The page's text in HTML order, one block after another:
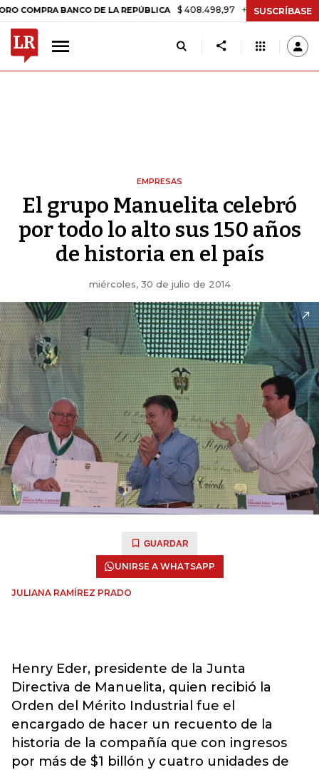
BANCO DE LA REPÚBLICA $ 408.498,97 +$ 8.753,81 +2,19%
SUSCRÍBASE
EMPRESAS
El grupo Manuelita celebró
por todo lo alto sus 150 años
de historia en el país
miércoles, 30 de julio de 2014
GUARDAR
UNIRSE A WHATSAPP
JULIANA RAMÍREZ PRADO
Henry Eder, presidente de la Junta
Directiva de Manuelita, quien recibió la
Orden del Mérito Industrial fue el
encargado de hacer un recuento de la
historia de la compañía que con ingresos
por más de $1 billón y cuatro unidades de